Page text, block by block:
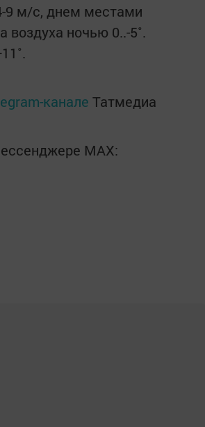
9 м/с, днем местами
ночью 0..-5˚.
канале Татмедиа
MАХ: